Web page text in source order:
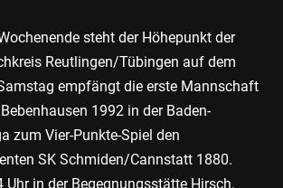
steht der Höhepunkt der
Reutlingen/Tübingen auf dem
empfängt die erste Mannschaft
1992 in der Baden-
zum Vier-Punkte-Spiel den
SK Schmiden/Cannstatt 1880.
in der Begegnungsstätte Hirsch,